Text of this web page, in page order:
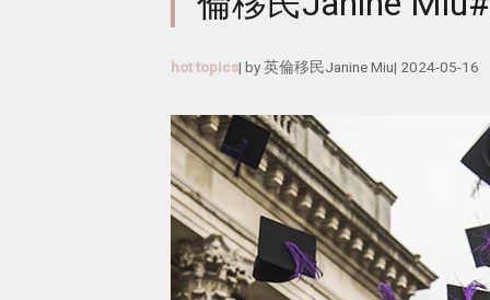
hot topics| by英倫移民Janine Miu| 2024-05-16